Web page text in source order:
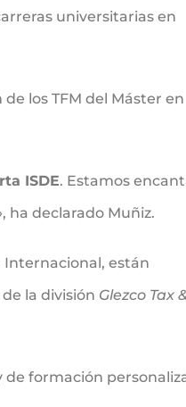
universitarias en
los TFM del Máster en
ISDE. Estamos
ha declarado Muñiz.
Internacional, están
la división Glezco Tax &
de formación